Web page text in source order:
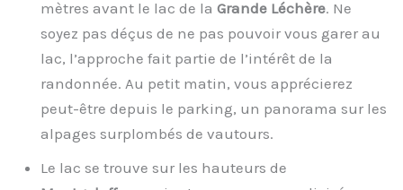
mètres avant le lac de la Grande Léchère. Ne
soyez pas déçus de ne pas pouvoir vous garer au
lac, l’approche fait partie de l’intérêt de la
randonnée. Au petit matin, vous apprécierez
peut-être depuis le parking, un panorama sur les
alpages surplombés de vautours.
Le lac se trouve sur les hauteurs de